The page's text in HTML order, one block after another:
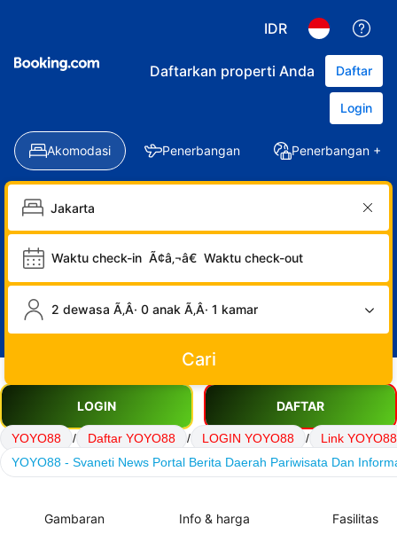
IDR
Daftarkan properti Anda Daftar
Login
Akomodasi Penerbangan Penerbangan +
Waktu check-in Ã¢â‚¬â€ Waktu check-out
2 dewasa Ã‚Â· 0 anak Ã‚Â· 1 kamar
Cari
LOGIN DAFTAR
YOYO88 / Daftar YOYO88 / LOGIN YOYO88 /
Link YOYO88
YOYO88 - Svaneti News Portal Berita Daerah Pariwisata Dan
Gambaran Info & harga Fasilitas